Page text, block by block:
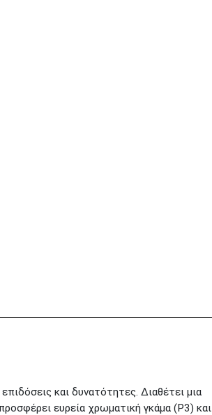
και δυνατότητες. Διαθέτει μια
ευρεία χρωματική γκάμα (P3) και